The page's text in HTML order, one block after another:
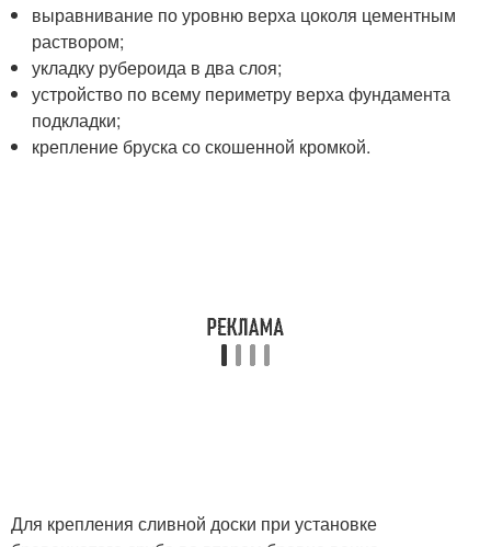
выравнивание по уровню верха цоколя цементным
раствором;
укладку рубероида в два слоя;
устройство по всему периметру верха фундамента
подкладки;
крепление бруска со скошенной кромкой.
Для крепления сливной доски при установке